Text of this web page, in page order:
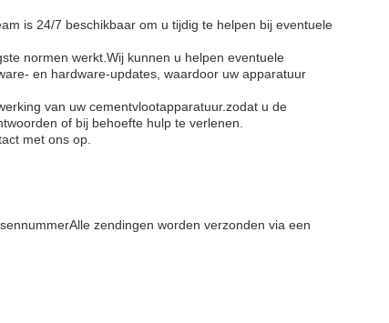
is 24/7 beschikbaar om u tijdig te helpen bij eventuele
normen werkt.Wij kunnen u helpen eventuele
en hardware-updates, waardoor uw apparatuur
van uw cementvlootapparatuur.zodat u de
of bij behoefte hulp te verlenen.
met ons op.
zendingen worden verzonden via een